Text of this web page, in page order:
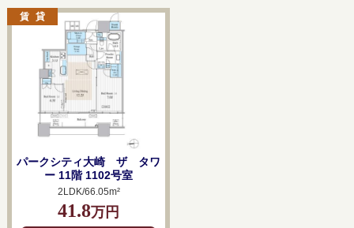
パークシティ大崎 ザ タワ
ー 11階 1102号室
2LDK/66.05m²
41.8万円